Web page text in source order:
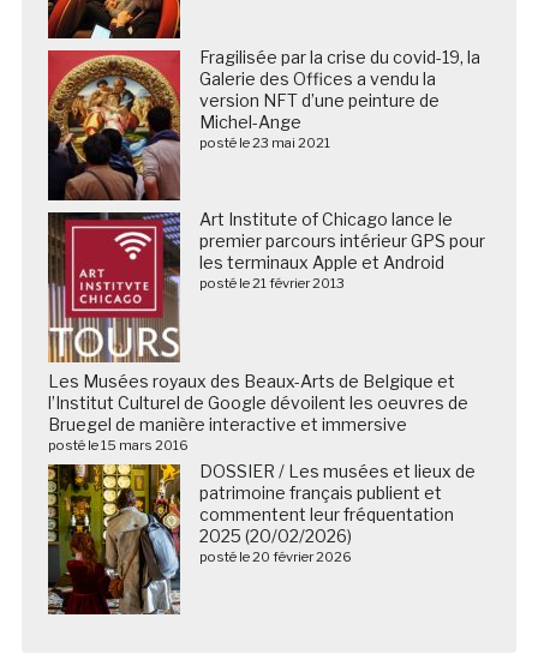
Fragilisée par la crise du covid-19, la
Galerie des Offices a vendu la
version NFT d’une peinture de
Michel-Ange
posté le 23 mai 2021
Art Institute of Chicago lance le
premier parcours intérieur GPS pour
les terminaux Apple et Android
posté le 21 février 2013
Les Musées royaux des Beaux-Arts de Belgique et
l’Institut Culturel de Google dévoilent les oeuvres de
Bruegel de manière interactive et immersive
posté le 15 mars 2016
DOSSIER / Les musées et lieux de
patrimoine français publient et
commentent leur fréquentation
2025 (20/02/2026)
posté le 20 février 2026